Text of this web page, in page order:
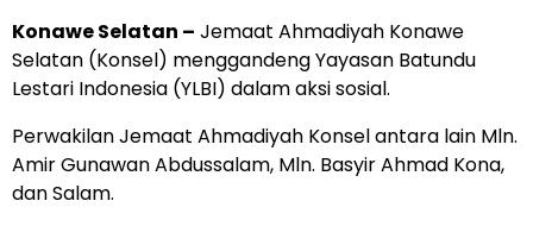
Konawe Selatan – Jemaat Ahmadiyah Konawe
Selatan (Konsel) menggandeng Yayasan Batundu
Lestari Indonesia (YLBI) dalam aksi sosial.
Perwakilan Jemaat Ahmadiyah Konsel antara lain Mln.
Amir Gunawan Abdussalam, Mln. Basyir Ahmad Kona,
dan Salam.